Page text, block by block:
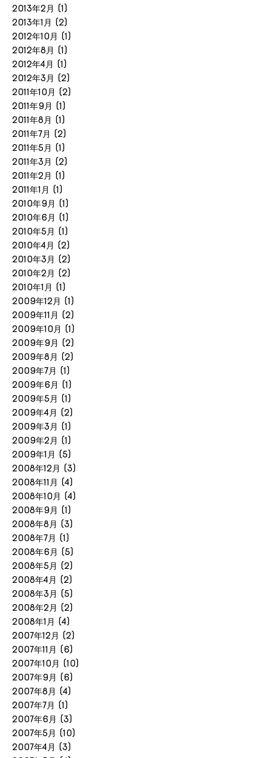
2013年2月 (1)
2013年1月 (2)
2012年10月 (1)
2012年8月 (1)
2012年4月 (1)
2012年3月 (2)
2011年10月 (2)
2011年9月 (1)
2011年8月 (1)
2011年7月 (2)
2011年5月 (1)
2011年3月 (2)
2011年2月 (1)
2011年1月 (1)
2010年9月 (1)
2010年6月 (1)
2010年5月 (1)
2010年4月 (2)
2010年3月 (2)
2010年2月 (2)
2010年1月 (1)
2009年12月 (1)
2009年11月 (2)
2009年10月 (1)
2009年9月 (2)
2009年8月 (2)
2009年7月 (1)
2009年6月 (1)
2009年5月 (1)
2009年4月 (2)
2009年3月 (1)
2009年2月 (1)
2009年1月 (5)
2008年12月 (3)
2008年11月 (4)
2008年10月 (4)
2008年9月 (1)
2008年8月 (3)
2008年7月 (1)
2008年6月 (5)
2008年5月 (2)
2008年4月 (2)
2008年3月 (5)
2008年2月 (2)
2008年1月 (4)
2007年12月 (2)
2007年11月 (6)
2007年10月 (10)
2007年9月 (6)
2007年8月 (4)
2007年7月 (1)
2007年6月 (3)
2007年5月 (10)
2007年4月 (3)